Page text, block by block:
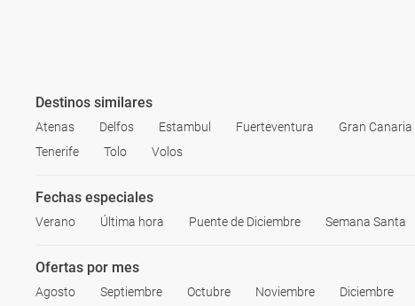
Destinos similares
Atenas Delfos Estambul Fuerteventura Gran Canaria
Tenerife
Tolo Volos
Fechas especiales
Verano Última hora Puente de Diciembre Semana Santa
Ofertas por mes
Agosto Septiembre Octubre Noviembre Diciembre